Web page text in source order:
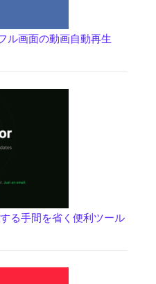
ル画面の動画自動再生
る手間を省く便利ツール